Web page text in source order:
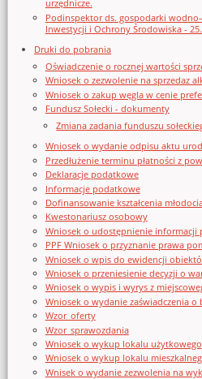
urzędnicze.
Podinspektor ds. gospodarki
Inwestycji i Ochrony Środowiska -
Druki do pobrania
Oświadczenie o rocznej wartości
Wniosek o zezwolenie na sprzedaz
Wniosek o zakup węgla w cenie
Fundusz Sołecki - dokumenty
Zmiana zadania funduszu
Wniosek o wydanie odpisu aktu
Przedłużenie terminu płatności z
Deklaracje podatkowe
Informacje podatkowe
Dofinansowanie kształcenia
Kwestonariusz osobowy
Wniosek o udostępnienie informacji
PPF Wniosek o przyznanie prawa
Wniosek o wpis do ewidencji
Wniosek o przeniesienie decyzji o
Wniosek o wypis i wyrys z
Wniosek o wydanie zaświadczenia o
Wzor_oferty
Wzor_sprawozdania
Wniosek o wykup lokalu użytkowego
Wniosek o wykup lokalu
Wnisek o wydanie zezwolenia na